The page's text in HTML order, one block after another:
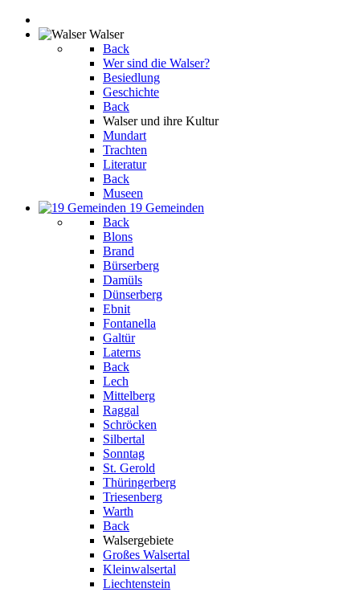
Walser
Back
Wer sind die Walser?
Besiedlung
Geschichte
Back
Walser und ihre Kultur
Mundart
Trachten
Literatur
Back
Museen
19 Gemeinden
Back
Blons
Brand
Bürserberg
Damüls
Dünserberg
Ebnit
Fontanella
Galtür
Laterns
Back
Lech
Mittelberg
Raggal
Schröcken
Silbertal
Sonntag
St. Gerold
Thüringerberg
Triesenberg
Warth
Back
Walsergebiete
Großes Walsertal
Kleinwalsertal
Liechtenstein